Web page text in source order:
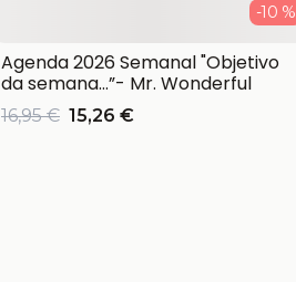
-10 %
Agenda 2026 Semanal "Objetivo
da semana…”- Mr. Wonderful
16,95 € 15,26 €